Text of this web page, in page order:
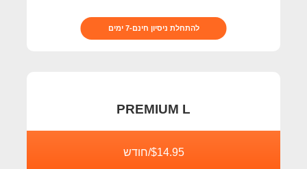
להתחלת ניסיון חינם-7 ימים
PREMIUM L
$14.95/חודש